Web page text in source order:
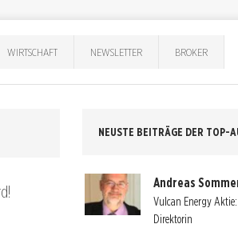
WIRTSCHAFT NEWSLETTER BROKER
NEUSTE BEITRÄGE DER TOP-
Andreas
Vulcan Energy
Direktorin